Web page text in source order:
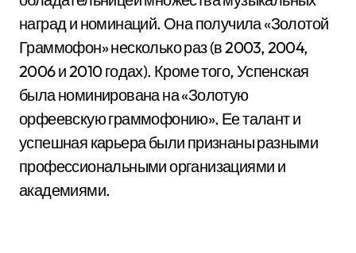
наград и номинаций. Она получила «Золотой
Граммофон» несколько раз (в 2003, 2004,
2006 и 2010 годах). Кроме того, Успенская
была номинирована на «Золотую
орфеевскую граммофонию». Ее талант и
успешная карьера были признаны разными
профессиональными организациями и
академиями.